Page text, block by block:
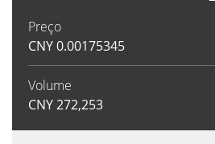
Preço
CNY0.00175345
Volume
CNY272,253